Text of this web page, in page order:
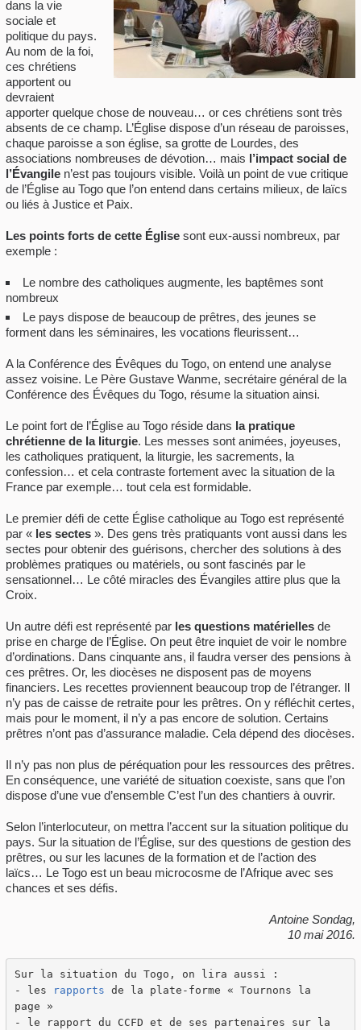
dans la vie
sociale et
politique du pays.
Au nom de la foi,
ces chrétiens
apportent ou
devraient
apporter quelque chose de nouveau… or ces chrétiens sont très
absents de ce champ. L’Église dispose d’un réseau de paroisses,
chaque paroisse a son église, sa grotte de Lourdes, des
associations nombreuses de dévotion… mais l’impact social de
l’Évangile n’est pas toujours visible. Voilà un point de vue critique
de l’Église au Togo que l’on entend dans certains milieux, de laïcs
ou liés à Justice et Paix.
Les points forts de cette Église sont eux-aussi nombreux, par
exemple :
Le nombre des catholiques augmente, les baptêmes sont
nombreux
Le pays dispose de beaucoup de prêtres, des jeunes se
forment dans les séminaires, les vocations fleurissent…
A la Conférence des Évêques du Togo, on entend une analyse
assez voisine. Le Père Gustave Wanme, secrétaire général de la
Conférence des Évêques du Togo, résume la situation ainsi.
Le point fort de l’Église au Togo réside dans la pratique
chrétienne de la liturgie. Les messes sont animées, joyeuses,
les catholiques pratiquent, la liturgie, les sacrements, la
confession… et cela contraste fortement avec la situation de la
France par exemple… tout cela est formidable.
Le premier défi de cette Église catholique au Togo est représenté
par « les sectes ». Des gens très pratiquants vont aussi dans les
sectes pour obtenir des guérisons, chercher des solutions à des
problèmes pratiques ou matériels, ou sont fascinés par le
sensationnel… Le côté miracles des Évangiles attire plus que la
Croix.
Un autre défi est représenté par les questions matérielles de
prise en charge de l’Église. On peut être inquiet de voir le nombre
d’ordinations. Dans cinquante ans, il faudra verser des pensions à
ces prêtres. Or, les diocèses ne disposent pas de moyens
financiers. Les recettes proviennent beaucoup trop de l’étranger. Il
n’y pas de caisse de retraite pour les prêtres. On y réfléchit certes,
mais pour le moment, il n’y a pas encore de solution. Certains
prêtres n’ont pas d’assurance maladie. Cela dépend des diocèses.
Il n’y pas non plus de péréquation pour les ressources des prêtres.
En conséquence, une variété de situation coexiste, sans que l’on
dispose d’une vue d’ensemble C’est l’un des chantiers à ouvrir.
Selon l’interlocuteur, on mettra l’accent sur la situation politique du
pays. Sur la situation de l’Église, sur des questions de gestion des
prêtres, ou sur les lacunes de la formation et de l’action des
laïcs… Le Togo est un beau microcosme de l’Afrique avec ses
chances et ses défis.
Antoine Sondag,
10 mai 2016.
Sur la situation du Togo, on lira aussi :
- les
rapports de la plate-forme « Tournons la
page »
- le rapport du CCFD et de ses partenaires sur la